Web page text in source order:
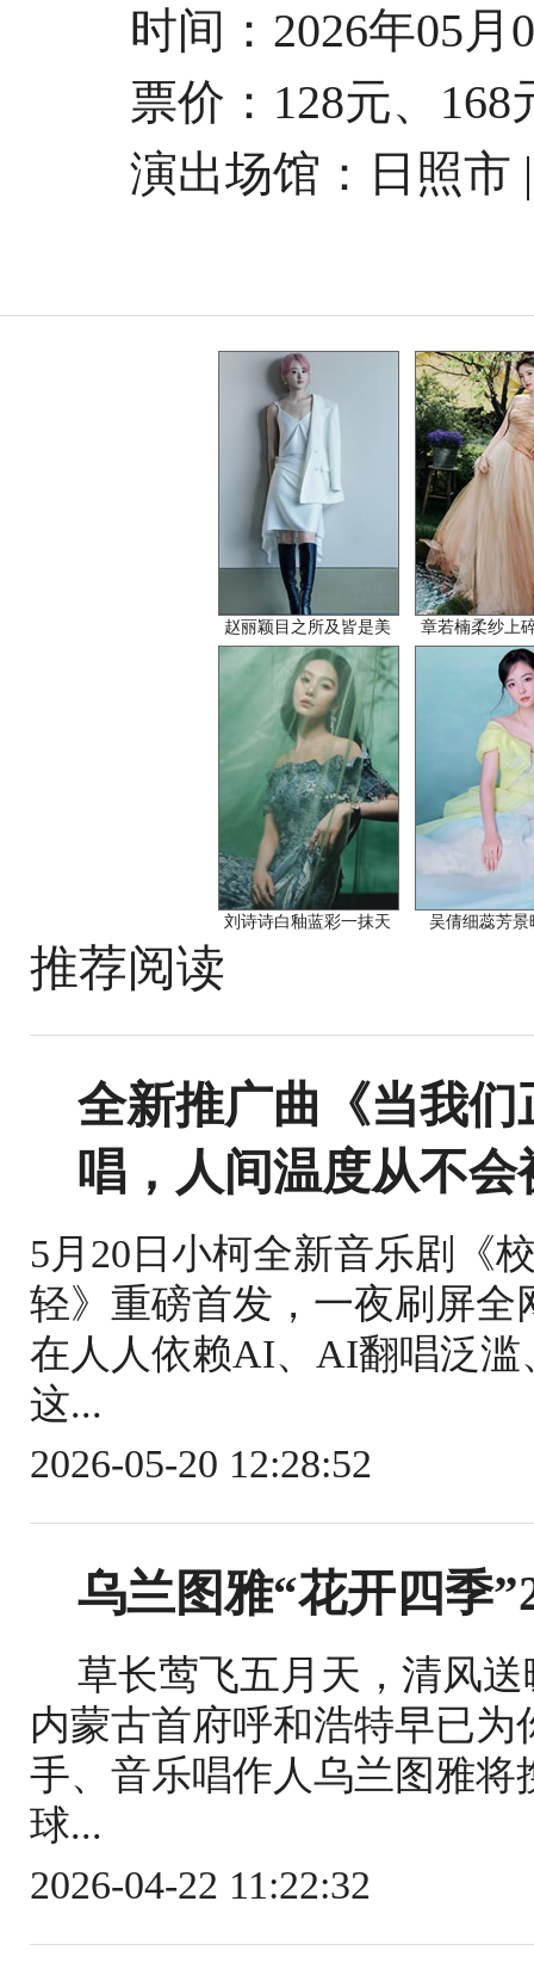
时间：2026年05月
票价：128元、168
演出场馆：日照市 |
赵丽颖目之所及皆是美 章若楠柔纱上
刘诗诗白釉蓝彩一抹天 吴倩细蕊芳景
推荐阅读
全新推广曲《当我
唱，人间温度从不会
5月20日小柯全新音乐剧《
轻》重磅首发，一夜刷屏
在人人依赖AI、AI翻唱泛
这...
2026-05-20 12:28:52
乌兰图雅“花开四季
草长莺飞五月天，清风
内蒙古首府呼和浩特早已
手、音乐唱作人乌兰图雅
球...
2026-04-22 11:22:32